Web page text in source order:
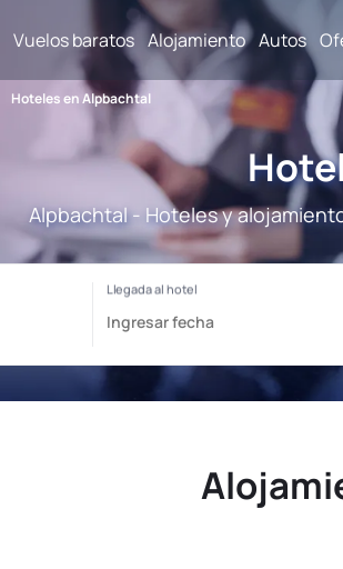
Vuelos baratos Alojamiento Autos
Hoteles en Alpbachtal
Alpbachtal - Hoteles y